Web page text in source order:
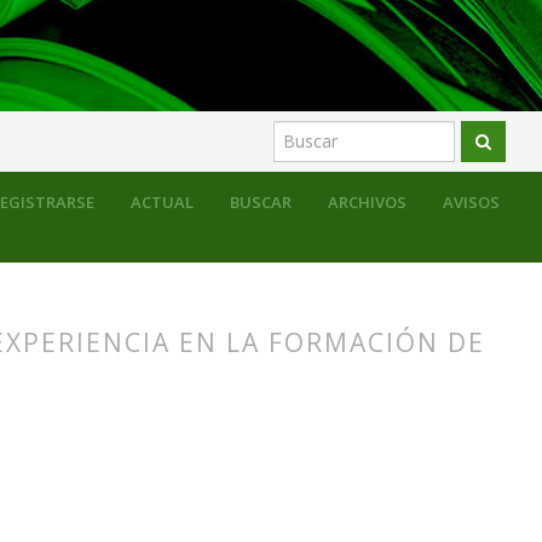
ACTUAL BUSCAR ARCHIVOS AVISOS
desde educación histórica y museos
EN LA FORMACIÓN DE